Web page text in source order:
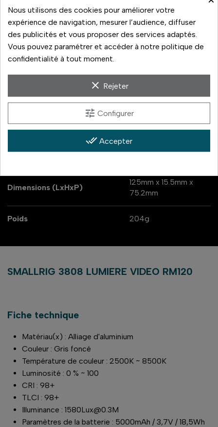
Caractéristiques
Réf. interne : 72102
EAN : 6941590009070
Puissance 7W
Dimensions (LxHxP)
125mm x 15.5mm x
75.2mm
Poids 204g
SMALLRIG 3808 LUMIERE VIDEO RM120
Fiche technique
Matériau(x) : Alliage d'aluminium
Couleur : Gris foncé
Température de couleur : 2500K ~ 8500K
Luminosité : 0 % ~ 100
CRI : 98+
TLCI : 98+
Illuminance : 1580Lux@0.3M
Paramètres de la batterie : 5000mAh / 3,7V / 18,5Wh
Nous utilisons des cookies pour améliorer votre
expérience de navigation, mesurer l’audience, diffuser
des publicités et vous proposer des services adaptés.
Vous pouvez paramétrer et accéder à notre politique de
confidentialité à tout moment.
clear Rejeter
tune Configurer
done_all Accepter